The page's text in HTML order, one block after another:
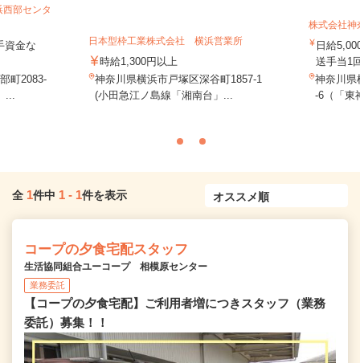
部センタ
資金な
町2083-
日本型枠工業株式会社 横浜営業所
時給1,300円以上
神奈川県横浜市戸塚区深谷町1857-1
(小田急江ノ島線「湘南台」...
株式会社神
日給
送手当1
神奈川県
-6（「東
全 1件中 1 - 1件を表示
コープの夕食宅配スタッフ
生活協同組合ユーコープ 相模原センター
業務委託
【コープの夕食宅配】ご利用者増につきスタッフ（業務
委託）募集！！